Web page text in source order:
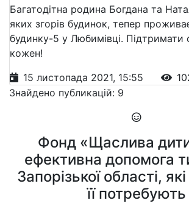
Багатодітна родина Богдана та
яких згорів будинок, тепер
будинку-5 у Любимівці.
кожен!
15 листопада 2021, 15:55
Знайдено публикацій: 9
Фонд «Щаслива
ефективна допомога
Запорізької області,
її потребують